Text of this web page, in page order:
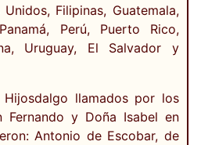
Filipinas, Guatemala,
Perú, Puerto Rico,
Uruguay, El Salvador y
llamados por los
Fernando y Doña Isabel en
Antonio de Escobar, de